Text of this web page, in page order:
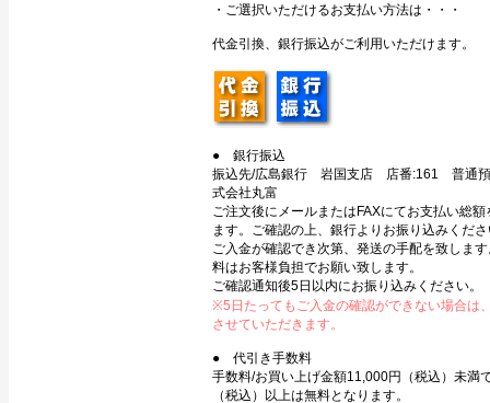
・ご選択いただけるお支払い方法は・・・
代金引換、銀行振込がご利用いただけます。
● 銀行振込
振込先/広島銀行 岩国支店 店番:161 普通
式会社丸富
ご注文後にメールまたはFAXにてお支払い総
ます。ご確認の上、銀行よりお振り込みくだ
ご入金が確認でき次第、発送の手配を致しま
料はお客様負担でお願い致します。
ご確認通知後5日以内にお振り込みください。
※5日たってもご入金の確認ができない場合は
させていただきます。
● 代引き手数料
手数料/お買い上げ金額11,000円（税込）未満
（税込）以上は無料となります。